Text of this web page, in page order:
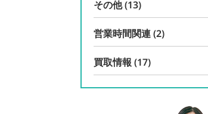
その他(13)
営業時間関連(2)
買取情報 (17)